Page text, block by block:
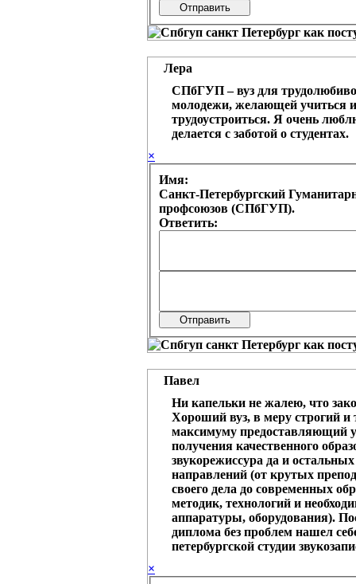
Лера
СПбГУП – вуз для
молодежи, желающей учиться
трудоустроиться. Я очень
делается с заботой о студентах.
×
Имя:
Санкт-Петербургский
профсоюзов (СПбГУП).
Ответить:
Павел
Ни капельки не жалею, что
Хороший вуз, в меру строгий и
максимуму предоставляющий
получения качественного
звукорежиссура да и
направлений (от крутых
своего дела до современных
методик, технологий и
аппаратуры, оборудования).
диплома без проблем нашел
петербургской студии
×